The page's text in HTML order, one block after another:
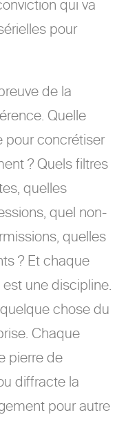
qui va
pour
de la
Quelle
pour concrétiser
? Quels filtres
quelles
quel non-
quelles
? Et chaque
une discipline.
chose du
Chaque
pierre de
diffracte la
pour autre